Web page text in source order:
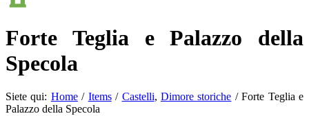
Forte Teglia e Palazzo della
Specola
Siete qui: Home / Items / Castelli, Dimore storiche / Forte Teglia e
Palazzo della Specola